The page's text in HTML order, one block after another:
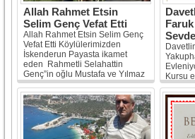
Allah Rahmet Etsin
Selim Genç Vefat Etti
Allah Rahmet Etsin Selim Genç
Vefat Etti Köylülerimizden
İskenderun Payasta ikamet
eden Rahmetli Selahattin
Genç”in oğlu Mustafa ve Yılmaz
Genç’ın...[Devamı]
Kursu